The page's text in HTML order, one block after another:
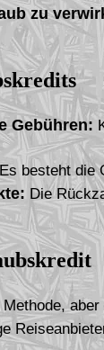
zu
Gebühren:
Es besteht die
Die